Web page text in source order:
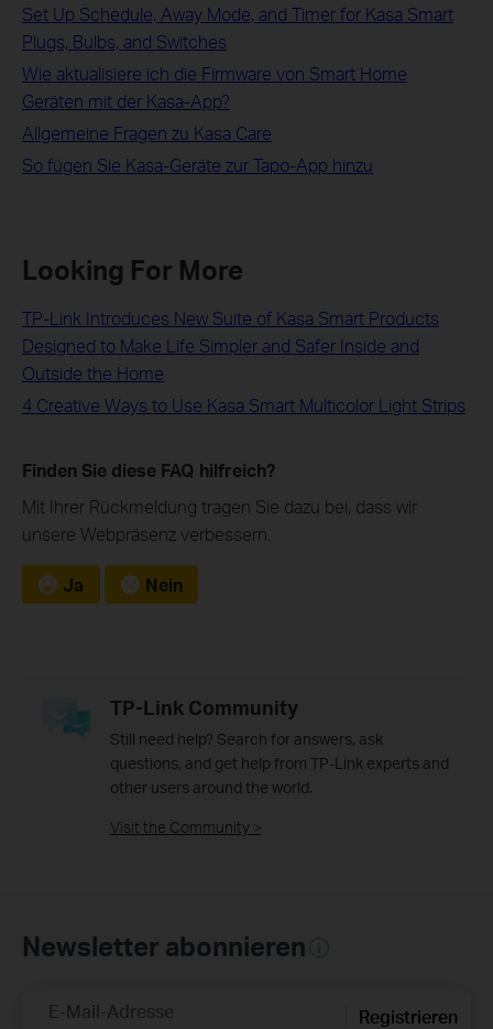
Set Up Schedule, Away Mode, and Timer for Kasa Smart
Plugs, Bulbs, and Switches
Wie aktualisiere ich die Firmware von Smart Home
Geräten mit der Kasa-App?
Allgemeine Fragen zu Kasa Care
So fügen Sie Kasa-Geräte zur Tapo-App hinzu
Looking For More
TP-Link Introduces New Suite of Kasa Smart Products
Designed to Make Life Simpler and Safer Inside and
Outside the Home
4 Creative Ways to Use Kasa Smart Multicolor Light Strips
Finden Sie diese FAQ hilfreich?
Mit Ihrer Rückmeldung tragen Sie dazu bei, dass wir
unsere Webpräsenz verbessern.
Ja Nein
TP-Link Community
Still need help? Search for answers, ask
questions, and get help from TP-Link experts and
other users around the world.
Visit the Community >
Newsletter abonnieren
E-Mail-Adresse Registrieren